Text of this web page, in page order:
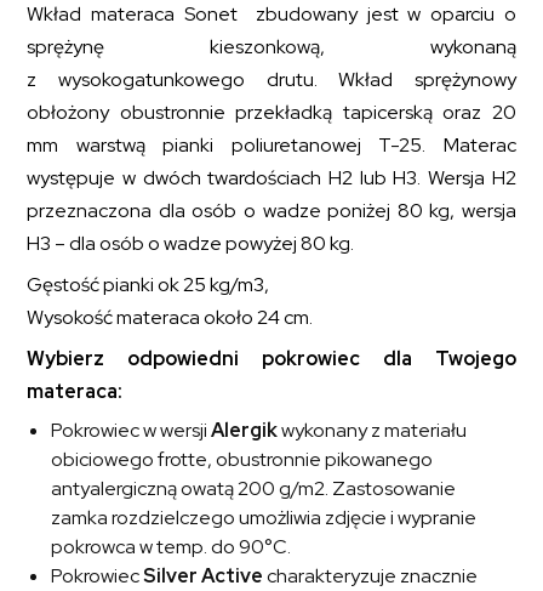
Wkład materaca Sonet zbudowany jest w oparciu o
sprężynę kieszonkową, wykonaną
z wysokogatunkowego drutu. Wkład sprężynowy
obłożony obustronnie przekładką tapicerską oraz 20
mm warstwą pianki poliuretanowej T-25. Materac
występuje w dwóch twardościach H2 lub H3. Wersja H2
przeznaczona dla osób o wadze poniżej 80 kg, wersja
H3 – dla osób o wadze powyżej 80 kg.
Gęstość pianki ok 25 kg/m3,
Wysokość materaca około 24 cm.
Wybierz odpowiedni pokrowiec dla Twojego
materaca:
Pokrowiec w wersjiAlergikwykonany z materiału
obiciowego frotte, obustronnie pikowanego
antyalergiczną owatą 200 g/m2. Zastosowanie
zamka rozdzielczego umożliwia zdjęcie i wypranie
pokrowca w temp. do 90°C.
PokrowiecSilver Activecharakteryzuje znacznie